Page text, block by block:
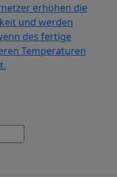
erhöhen die
und werden
des fertige
Temperaturen